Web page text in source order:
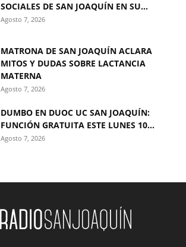
SOCIALES DE SAN JOAQUÍN EN SU...
Agosto 7, 2026
MATRONA DE SAN JOAQUÍN ACLARA
MITOS Y DUDAS SOBRE LACTANCIA
MATERNA
Agosto 7, 2026
DUMBO EN DUOC UC SAN JOAQUÍN:
FUNCIÓN GRATUITA ESTE LUNES 10...
Agosto 7, 2026